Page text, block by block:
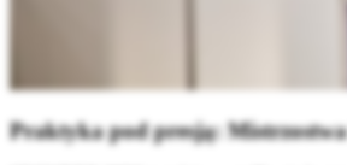
Praktyka pod presją: